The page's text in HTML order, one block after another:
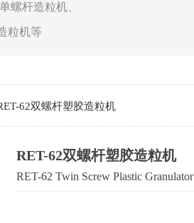
单螺杆造粒机
粒机等
62双螺杆塑胶造粒机
RET-62双螺杆塑胶造粒机
RET-62 Twin Screw Plastic Granulator